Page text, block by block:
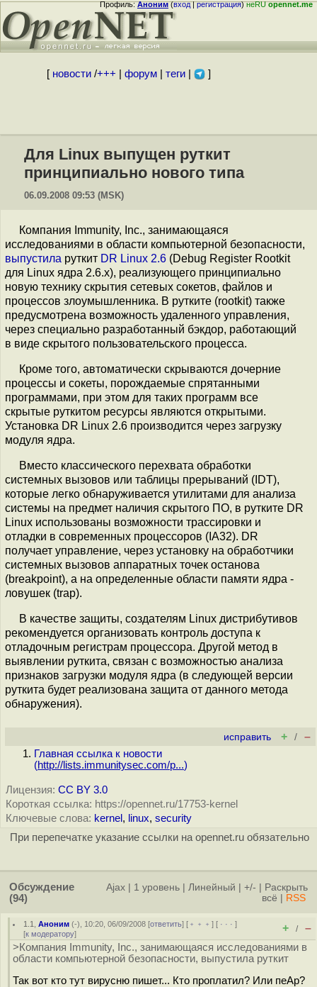
Профиль:Аноним(вход|регистрация)неRUopennet.me
[ новости/+++ форум| теги| ]
Для Linux выпущен руткит
принципиально нового типа
06.09.2008 09:53 (MSK)
Компания Immunity, Inc., занимающаяся
исследованиями в области компьютерной безопасности,
выпустила руткит DR Linux 2.6 (Debug Register Rootkit
для Linux ядра 2.6.x), реализующего принципиально
новую технику скрытия сетевых сокетов, файлов и
процессов злоумышленника. В рутките (rootkit) также
предусмотрена возможность удаленного управления,
через специально разработанный бэкдор, работающий
в виде скрытого пользовательского процесса.
Кроме того, автоматически скрываются дочерние
процессы и сокеты, порождаемые спрятанными
программами, при этом для таких программ все
скрытые руткитом ресурсы являются открытыми.
Установка DR Linux 2.6 производится через загрузку
модуля ядра.
Вместо классического перехвата обработки
системных вызовов или таблицы прерываний (IDT),
которые легко обнаруживается утилитами для анализа
системы на предмет наличия скрытого ПО, в рутките DR
Linux использованы возможности трассировки и
отладки в современных процессоров (IA32). DR
получает управление, через установку на обработчики
системных вызовов аппаратных точек останова
(breakpoint), а на определенные области памяти ядра -
ловушек (trap).
В качестве защиты, создателям Linux дистрибутивов
рекомендуется организовать контроль доступа к
отладочным регистрам процессора. Другой метод в
выявлении руткита, связан с возможностью анализа
признаков загрузки модуля ядра (в следующей версии
руткита будет реализована защита от данного метода
обнаружения).
исправить + / –
Главная ссылка к новости
(http://lists.immunitysec.com/p...)
Лицензия: CC BY 3.0
Короткая ссылка: https://opennet.ru/17753-kernel
Ключевые слова: kernel , linux, security
При перепечатке указание ссылки на opennet.ru обязательно
Обсуждение
(94)
Ajax 1 уровень Линейный +/-
Раскрыть
всё
RSS
1.1 ,Аноним (-), 10:20, 06/09/2008 [ответить] [ ﹢﹢﹢] [ · · ·]
[к модератору] + / –
>Компания Immunity, Inc., занимающаяся исследованиями в
области компьютерной безопасности, выпустила руткит
Так вот кто тут вирусню пишет... Кто проплатил? Или пеАр?